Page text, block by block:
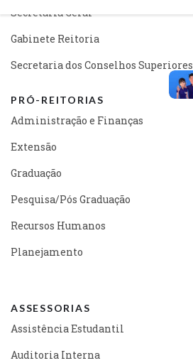
Secretaria Geral
Gabinete Reitoria
Secretaria dos Conselhos Superiores
PRÓ-REITORIAS
Administração e Finanças
Extensão
Graduação
Pesquisa/Pós Graduação
Recursos Humanos
Planejamento
ASSESSORIAS
Assistência Estudantil
Auditoria Interna